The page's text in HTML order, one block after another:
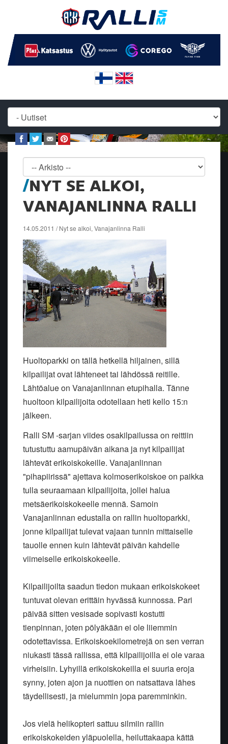
NYT SE ALKOI,
VANAJANLINNA RALLI
14.05.2011 / Nyt se alkoi, Vanajanlinna Ralli
Huoltoparkki on tällä hetkellä hiljainen, sillä
kilpailijat ovat lähteneet tai lähdössä reitille.
Lähtöalue on Vanajanlinnan etupihalla. Tänne
huoltoon kilpailijoita odotellaan heti kello 15:n
jälkeen.
Ralli SM -sarjan viides osakilpailussa on reittiin
tutustuttu aamupäivän aikana ja nyt kilpailijat
lähtevät erikoiskokeille. Vanajanlinnan
"pihapiirissä" ajettava kolmoserikoiskoe on paikka
tulla seuraamaan kilpailijoita, jollei halua
metsäerikoiskokeelle mennä. Samoin
Vanajanlinnan edustalla on rallin huoltoparkki,
jonne kilpailijat tulevat vajaan tunnin mittaiselle
tauolle ennen kuin lähtevät päivän kahdelle
viimeiselle erikoiskokeelle.
Kilpailijoilta saadun tiedon mukaan erikoiskokeet
tuntuvat olevan erittäin hyvässä kunnossa. Pari
päivää sitten vesisade sopivasti kostutti
tienpinnan, joten pölyäkään ei ole liiemmin
odotettavissa. Erikoiskoekilometrejä on sen verran
niukasti tässä rallissa, että kilpailijoilla ei ole varaa
virheisiin. Lyhyillä erikoiskokeilla ei suuria eroja
synny, joten ajon ja nuottien on natsattava lähes
täydellisesti, ja mielummin jopa paremminkin.
Jos vielä helikopteri sattuu silmiin rallin
erikoiskokeiden yläpuolella, heiluttakaapa kättä